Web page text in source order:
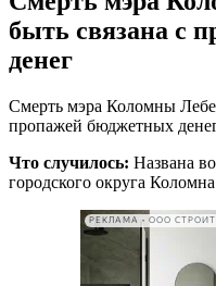
быть связана с
денег
Смерть мэра Коломны
пропажей бюджетных
Что случилось: Названа
городского округа